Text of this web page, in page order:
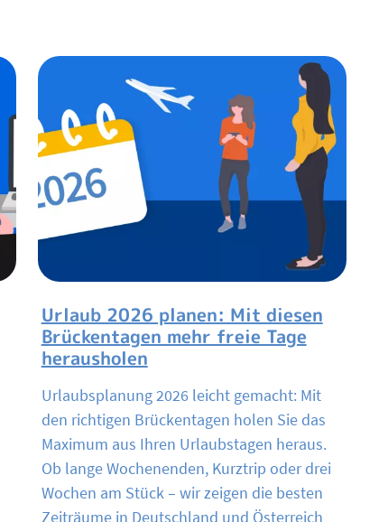
Urlaub 2026 planen: Mit diesen
Brückentagen mehr freie Tage
herausholen
Urlaubsplanung 2026 leicht gemacht: Mit
den richtigen Brückentagen holen Sie das
Maximum aus Ihren Urlaubstagen heraus.
Ob lange Wochenenden, Kurztrip oder drei
Wochen am Stück – wir zeigen die besten
Zeiträume in Deutschland und Österreich